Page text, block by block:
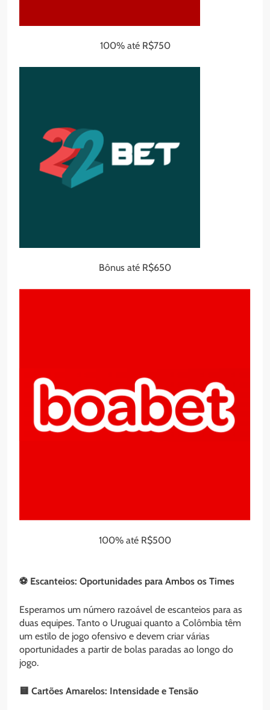
100% até R$750
Bônus até R$650
100% até R$500
⚽ Escanteios: Oportunidades para Ambos os Times
Esperamos um número razoável de escanteios para as
duas equipes. Tanto o Uruguai quanto a Colômbia têm
um estilo de jogo ofensivo e devem criar várias
oportunidades a partir de bolas paradas ao longo do
jogo.
🟨 Cartões Amarelos: Intensidade e Tensão